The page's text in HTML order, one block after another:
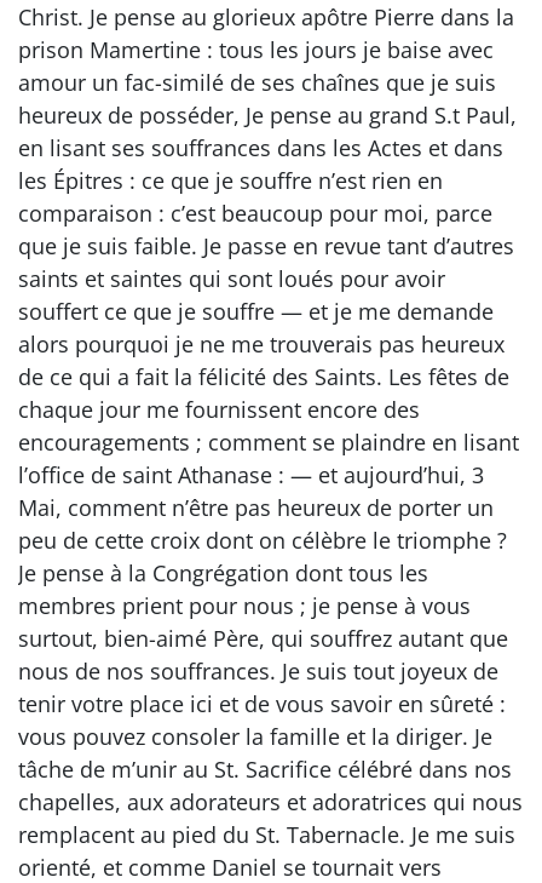
Christ. Je pense au glorieux apôtre Pierre dans la
prison Mamertine : tous les jours je baise avec
amour un fac-similé de ses chaînes que je suis
heureux de posséder, Je pense au grand S.t Paul,
en lisant ses souffrances dans les Actes et dans
les Épitres : ce que je souffre n’est rien en
comparaison : c’est beaucoup pour moi, parce
que je suis faible. Je passe en revue tant d’autres
saints et saintes qui sont loués pour avoir
souffert ce que je souffre — et je me demande
alors pourquoi je ne me trouverais pas heureux
de ce qui a fait la félicité des Saints. Les fêtes de
chaque jour me fournissent encore des
encouragements ; comment se plaindre en lisant
l’office de saint Athanase : — et aujourd’hui, 3
Mai, comment n’être pas heureux de porter un
peu de cette croix dont on célèbre le triomphe ?
Je pense à la Congrégation dont tous les
membres prient pour nous ; je pense à vous
surtout, bien-aimé Père, qui souffrez autant que
nous de nos souffrances. Je suis tout joyeux de
tenir votre place ici et de vous savoir en sûreté :
vous pouvez consoler la famille et la diriger. Je
tâche de m’unir au St. Sacrifice célébré dans nos
chapelles, aux adorateurs et adoratrices qui nous
remplacent au pied du St. Tabernacle. Je me suis
orienté, et comme Daniel se tournait vers